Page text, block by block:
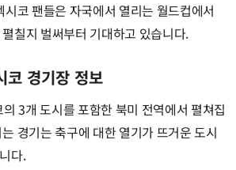
코 팬들은 자국에서 열리는 월드컵에서
칠지 벌써부터 기대하고 있습니다.
경기장 정보
3개 도시를 포함한 북미 전역에서 펼쳐집
경기는 축구에 대한 열기가 뜨거운 도시
다.